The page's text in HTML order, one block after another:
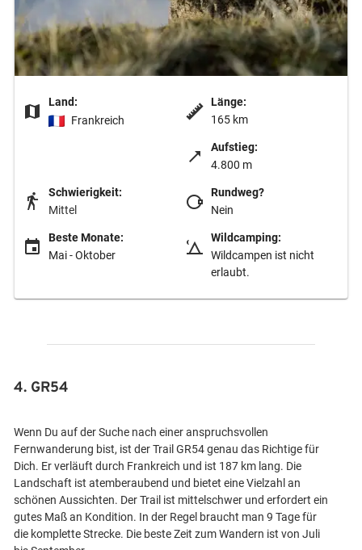
Land:
Frankreich
Länge:
165 km
Aufstieg:
4.800 m
Schwierigkeit:
Mittel
Rundweg?
Nein
Beste Monate:
Mai - Oktober
Wildcamping:
Wildcampen ist nicht
erlaubt.
4. GR54
Wenn Du auf der Suche nach einer anspruchsvollen
Fernwanderung bist, ist der Trail GR54 genau das Richtige für
Dich. Er verläuft durch Frankreich und ist 187 km lang. Die
Landschaft ist atemberaubend und bietet eine Vielzahl an
schönen Aussichten. Der Trail ist mittelschwer und erfordert ein
gutes Maß an Kondition. In der Regel braucht man 9 Tage für
die komplette Strecke. Die beste Zeit zum Wandern ist von Juli